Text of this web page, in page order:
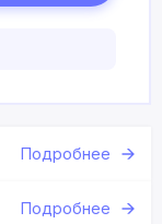
Подробнее
Подробнее